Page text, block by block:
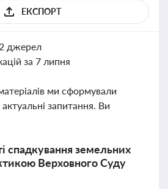
ЕКСПОРТ
джерел
за 7 липня
ми сформували
актуальні запитання. Ви
спадкування земельних
Верховного Суду